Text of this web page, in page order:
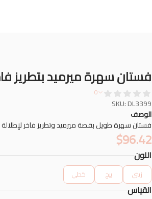
فستان سهرة ميرميد بتطريز
0
SKU: DL3399
الوصف
فستان سهرة طويل بقصة ميرميد وتطريز فاخر
96.42
$
اللون
زيتي بيج كحلي
القياس